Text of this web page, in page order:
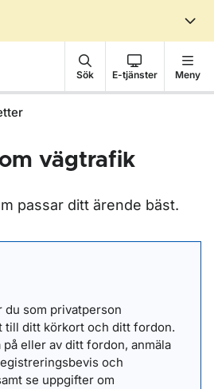
Sök E-tjänster Meny
vägtrafik
passar ditt ärende bäst.
du som privatperson
till ditt körkort och ditt fordon.
på eller av ditt fordon, anmäla
och
se uppgifter om